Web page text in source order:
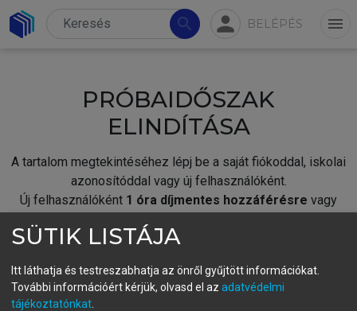
search person BELÉPÉS menu
PRÓBAIDŐSZAK
ELINDÍTÁSA
A tartalom megtekintéséhez lépj be a saját fiókoddal, iskolai
azonosítóddal vagy új felhasználóként.
Új felhasználóként 1 óra díjmentes hozzáférésre vagy
fiókoddal,vagy hozz létre új fiókot.
A regisztráció után apróbaidőszakautomatikusan
SÜTIK LISTÁJA
Itt láthatja és testreszabhatja az önről gyűjtött információkat.
További információért kérjük, olvasd el az adatvédelmi
tájékoztatónkat